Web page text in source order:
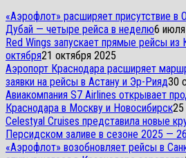
«Аэрофлот» расширяет присутствие в
Дубай — четыре рейса в неделю6
Red Wings запускает прямые рейсы из
октября21 октября 2025
Аэропорт Краснодара расширяет
заявки на рейсы в Астану и Эр-Рияд30
Авиакомпания S7 Airlines открывает
Краснодара в Москву и Новосибирск25
Celestyal Cruises представила новые
Персидском заливе в сезоне 2025 —
«Аэрофлот» возобновляет рейсы в